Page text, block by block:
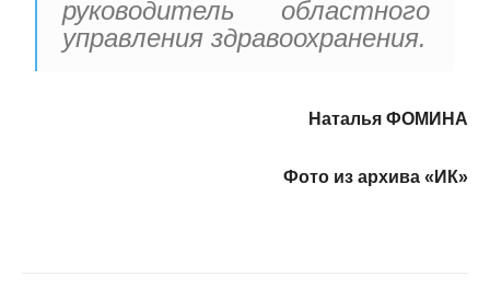
руководитель областного
управления здравоохранения.
Наталья ФОМИНА
Фото из архива «ИК»